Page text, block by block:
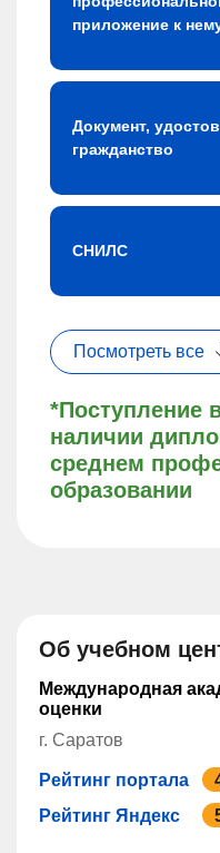
*Поступление
наличии
среднем
образовании
приложение к
Документ,
гражданство
СНИЛС
Посмотреть все
Об учебном
Международная
оценки
г. Саратов
Рейтинг портала
Рейтинг Яндекс